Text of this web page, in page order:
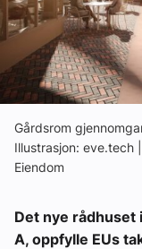
Aktivitetskalender
Bransjekommentar
Nyheter
Gårdsrom
Illustrasjon: eve.tech
Eiendom
Det nye rådhuset
A, oppfylle EUs